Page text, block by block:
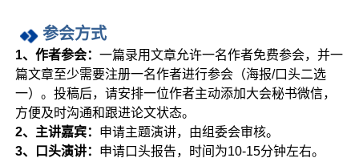
参会方式
1、作者参会：一篇录用文章允许一名作者免费参会，并一
篇文章至少需要注册一名作者进行参会（海报/口头二选
一）。投稿后，请安排一位作者主动添加大会秘书微信，
方便及时沟通和跟进论文状态。
2、主讲嘉宾： 申请主题演讲，由组委会审核。
3、口头演讲： 申请口头报告，时间为10-15分钟左右。